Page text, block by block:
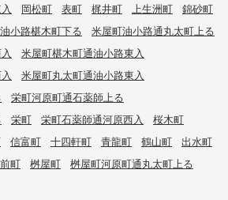
岡松町 表町 梶井町 上生洲町
錦砂町
小路椹木町下る
米屋町油小路通丸太町上る
米屋町椹木町通油小路東入
米屋町丸太町通油小路東入
栄町河原町通石薬師上る
栄町 栄町石薬師通河原西入
桜木町
信富町 十四軒町 青龍町 鶴山町
出水町
町 桝屋町
桝屋町河原町通丸太町上る